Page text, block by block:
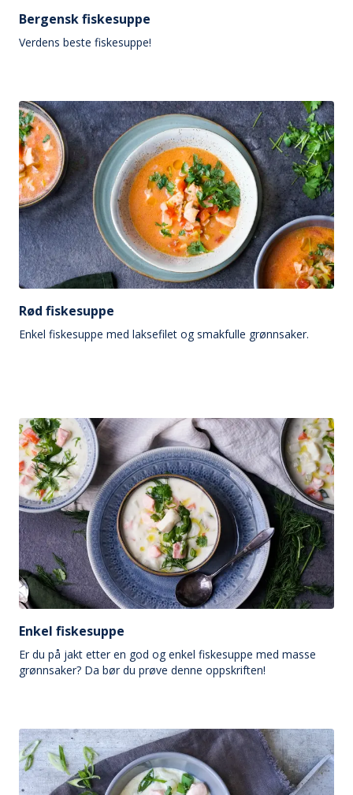
Bergensk fiskesuppe
Verdens beste fiskesuppe!
Rød fiskesuppe
Enkel fiskesuppe med laksefilet og smakfulle grønnsaker.
Enkel fiskesuppe
Er du på jakt etter en god og enkel fiskesuppe med masse
grønnsaker? Da bør du prøve denne oppskriften!